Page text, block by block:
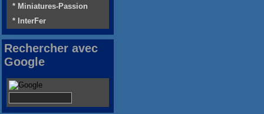
* Miniatures-Passion
* InterFer
Rechercher avec
Google